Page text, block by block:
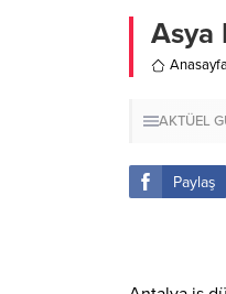
Asya
Anasayfa
AKTÜEL
Paylaş